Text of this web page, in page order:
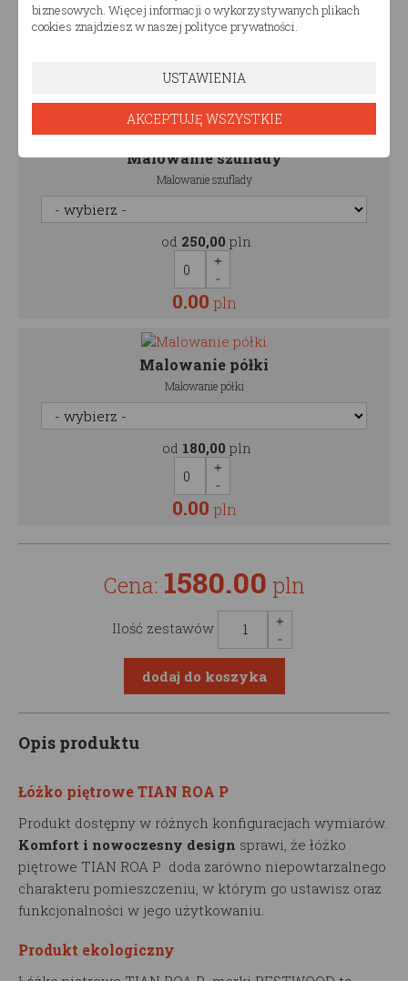
od 320,00pln
Malowanie szuflady
Malowanie szuflady
od 250,00 pln
0.00 pln
Malowanie półki
Malowanie półki
od 180,00 pln
0.00 pln
Cena: 1580.00 pln
Ilość zestawów
Opis produktu
Łóżko piętrowe TIAN ROA P
Produkt dostępny w różnych konfiguracjach wymiarów.
Komfort i nowoczesny design sprawi, że łóżko
piętrowe TIAN ROA P doda zarówno niepowtarzalnego
charakteru pomieszczeniu, w którym go ustawisz oraz
funkcjonalności w jego użytkowaniu.
Produkt ekologiczny
biznesowych. Więcej informacji o wykorzystywanych plikach
cookies znajdziesz w naszej polityce prywatności.
USTAWIENIA
AKCEPTUJĘ WSZYSTKIE